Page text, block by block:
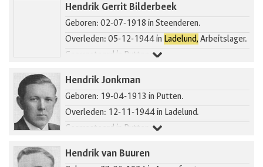
Hendrik Gerrit Bilderbeek
Geboren: 02-07-1918 in Steenderen.
Overleden: 05-12-1944 in Ladelund, Arbeitslager.
Gearresteerd in Putten.
Hendrik Jonkman
Geboren: 19-04-1913 in Putten.
Overleden: 12-11-1944 in Ladelund.
Gearresteerd in Putten.
Hendrik van Buuren